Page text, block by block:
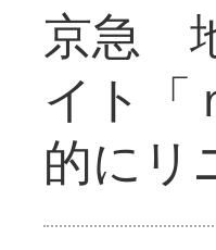
京急
イト「
的にリ